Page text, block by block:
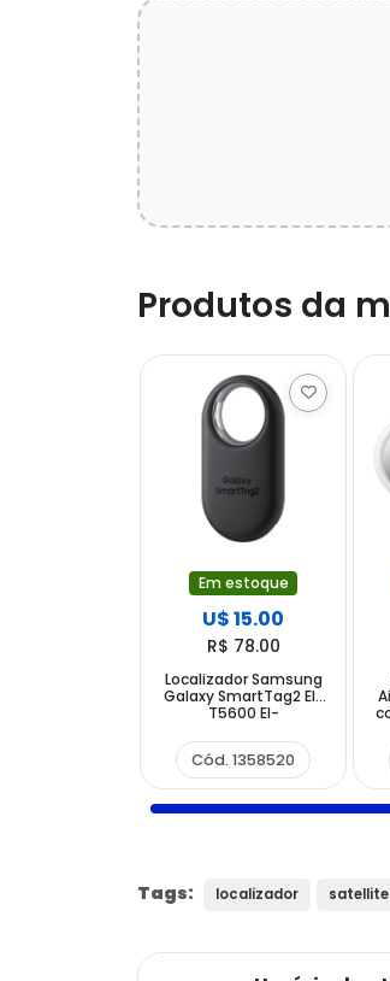
Produtos da
Em estoque
U$ 15.00
R$ 78.00
Localizador Samsung
Galaxy SmartTag2 El-
T5600 EI-
Bluetooth NFC - Negro
Cód. 1358520
Tags: localizador satellite